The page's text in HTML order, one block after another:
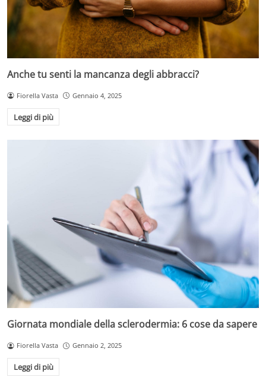
Anche tu senti la mancanza degli abbracci?
Fiorella Vasta Gennaio 4, 2025
Leggi di più
Giornata mondiale della sclerodermia: 6 cose da sapere
Fiorella Vasta Gennaio 2, 2025
Leggi di più